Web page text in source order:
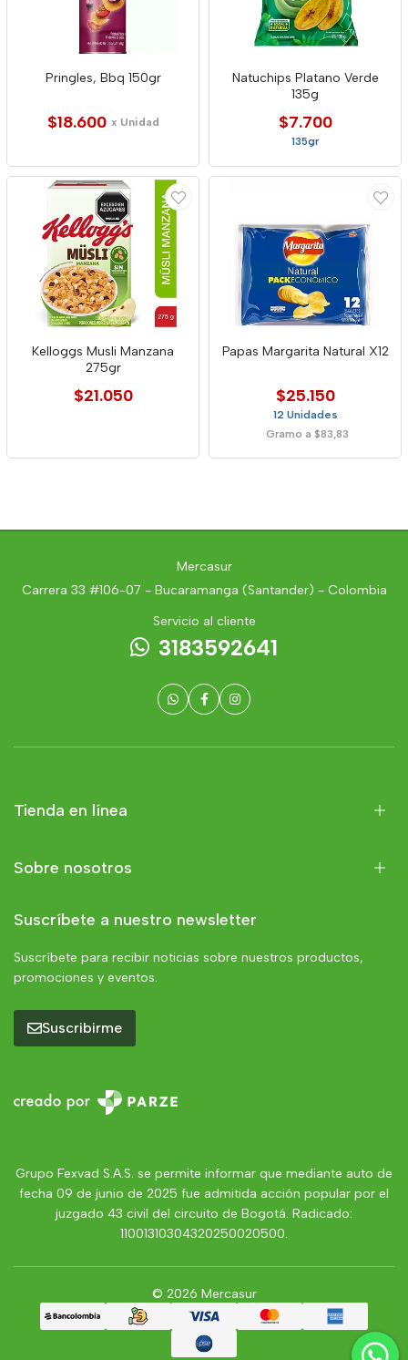
Pringles, Bbq 150gr
$18.600 x Unidad
Natuchips Platano Verde
135g
$7.700
135gr
Kelloggs Musli Manzana
275gr
$21.050
Papas Margarita Natural X12
$25.150
12 Unidades
Gramo a $83,83
Mercasur
Carrera 33 #106-07 - Bucaramanga (Santander) - Colombia
Servicio al cliente
3183592641
Tienda en línea
Sobre nosotros
Suscríbete a nuestro newsletter
Suscríbete para recibir noticias sobre nuestros productos,
promociones y eventos.
Suscribirme
Grupo Fexvad S.A.S. se permite informar que mediante auto de
fecha 09 de junio de 2025 fue admitida acción popular por el
juzgado 43 civil del circuito de Bogotá. Radicado:
11001310304320250020500.
© 2026 Mercasur